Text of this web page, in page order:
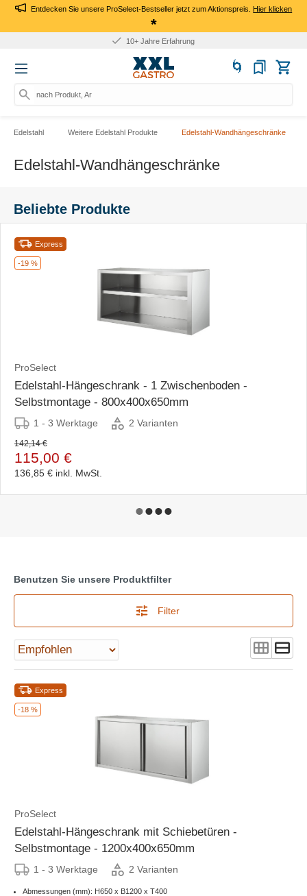
Entdecken Sie unsere ProSelect-Bestseller jetzt zum Aktionspreis.Hier klicken
*
10+ Jahre Erfahrung
nach Produkt, Art.-Nr., Ma
Edelstahl Weitere Edelstahl Produkte Edelstahl-Wandhängeschränke
Edelstahl-Wandhängeschränke
Beliebte Produkte
-19 %
Express
ProSelect
Edelstahl-Hängeschrank - 1 Zwischenboden -
Selbstmontage - 800x400x650mm
1 - 3 Werktage 2 Varianten
142,14 €
115,00 €
136,85 € inkl. MwSt.
Benutzen Sie unsere Produktfilter
Filter
-18 %
Express
ProSelect
Edelstahl-Hängeschrank mit Schiebetüren -
Selbstmontage - 1200x400x650mm
1 - 3 Werktage 2 Varianten
Abmessungen (mm): H650 x B1200 x T400